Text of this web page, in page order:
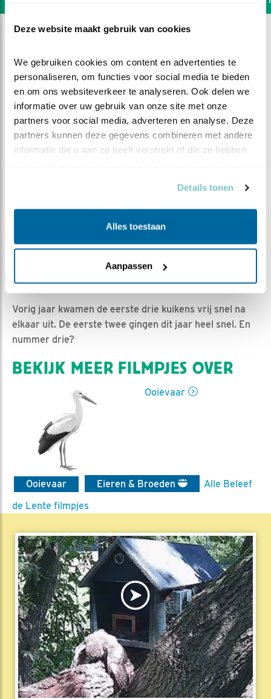
Deze website maakt gebruik van cookies
We gebruiken cookies om content en advertenties te
personaliseren, om functies voor social media te bieden
en om ons websiteverkeer te analyseren. Ook delen we
informatie over uw gebruik van onze site met onze
partners voor social media, adverteren en analyse. Deze
partners kunnen deze gegevens combineren met andere
informatie die u aan ze heeft verstrekt of die ze hebben
Details tonen
Alles toestaan
Aanpassen
En dat maakt drie
Jan-Willem BDL | Geplaatst op 3 mei 2021, 11:37 |
Vind ik leuk| Bewaar dit filmpje|
682x
Vorig jaar kwamen de eerste drie kuikens vrij snel na
elkaar uit. De eerste twee gingen dit jaar heel snel. En
nummer drie?
BEKIJK MEER FILMPJES OVER
Ooievaar
Ooievaar Eieren & Broeden
Alle Beleef
de Lente filmpjes